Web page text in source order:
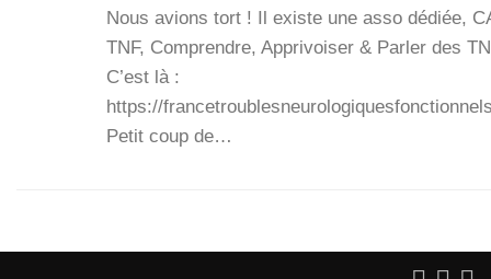
Nous avions tort ! Il existe une asso dédiée,
TNF, Com­prendre, Appri­voi­ser & Par­ler des
C’est là :
https://
Petit coup de…